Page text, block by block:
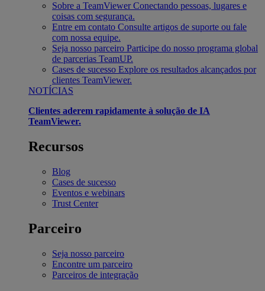
Sobre a TeamViewer Conectando pessoas, lugares e
coisas com segurança.
Entre em contato Consulte artigos de suporte ou fale
com nossa equipe.
Seja nosso parceiro Participe do nosso programa global
de parcerias TeamUP.
Cases de sucesso Explore os resultados alcançados por
clientes TeamViewer.
NOTÍCIAS
Clientes aderem rapidamente à solução de IA
TeamViewer.
Recursos
Blog
Cases de sucesso
Eventos e webinars
Trust Center
Parceiro
Seja nosso parceiro
Encontre um parceiro
Parceiros de integração